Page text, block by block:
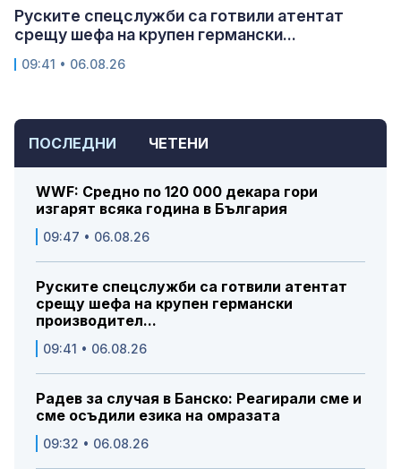
ПОСЛЕДНИ ЧЕТЕНИ
WWF: Средно по 120 000 декара гори
изгарят всяка година в България
09:47 • 06.08.26
Руските спецслужби са готвили атентат
срещу шефа на крупен германски
производител...
09:41 • 06.08.26
Радев за случая в Банско: Реагирали сме и
сме осъдили езика на омразата
09:32 • 06.08.26
Руските спецслужби са готвили атентат
срещу шефа на крупен германски...
09:41 • 06.08.26